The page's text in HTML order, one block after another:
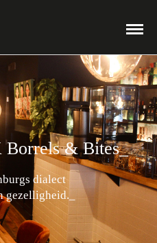
Borrels & Bites_
dialect
gezelligheid._
menu